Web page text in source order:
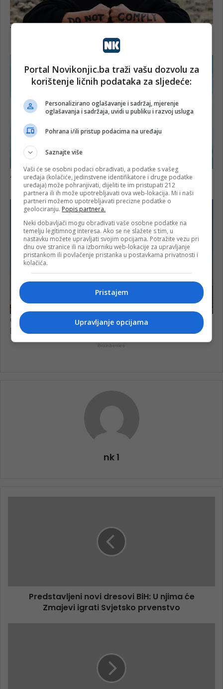
nk 1
Predstavljeni novi dresovi BiH: U njima će
Zmajevi igrati Svjetsko prvenstvo
Portal Novikonjic.ba traži vašu dozvolu za
korištenje ličnih podataka za sljedeće:
Personalizirano oglašavanje i sadržaj, mjerenje
oglašavanja i sadržaja, uvidi u publiku i razvoj usluga
Pohrana i/ili pristup podacima na uređaju
Saznajte više
Vaši će se osobni podaci obrađivati, a podatke s vašeg
uređaja (kolačiće, jedinstvene identifikatore i druge podatke
uređaja) može pohranjivati, dijeliti te im pristupati 212
partnera ili ih može upotrebljavati ova web-lokacija. Mi i naši
partneri možemo upotrebljavati precizne podatke o
geolociranju. Popis partnera.
Neki dobavljači mogu obrađivati vaše osobne podatke na
temelju legitimnog interesa. Ako se ne slažete s tim, u
nastavku možete upravljati svojim opcijama. Potražite vezu pri
dnu ove stranice ili na izborniku web-lokacije za upravljanje
pristankom ili povlačenje pristanka u postavkama privatnosti i
kolačića.
Pristajem
Upravljanje opcijama